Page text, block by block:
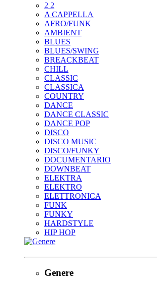
2 2
A CAPPELLA
AFRO/FUNK
AMBIENT
BLUES
BLUES/SWING
BREACKBEAT
CHILL
CLASSIC
CLASSICA
COUNTRY
DANCE
DANCE CLASSIC
DANCE POP
DISCO
DISCO MUSIC
DISCO/FUNKY
DOCUMENTARIO
DOWNBEAT
ELEKTRA
ELEKTRO
ELETTRONICA
FUNK
FUNKY
HARDSTYLE
HIP HOP
Genere